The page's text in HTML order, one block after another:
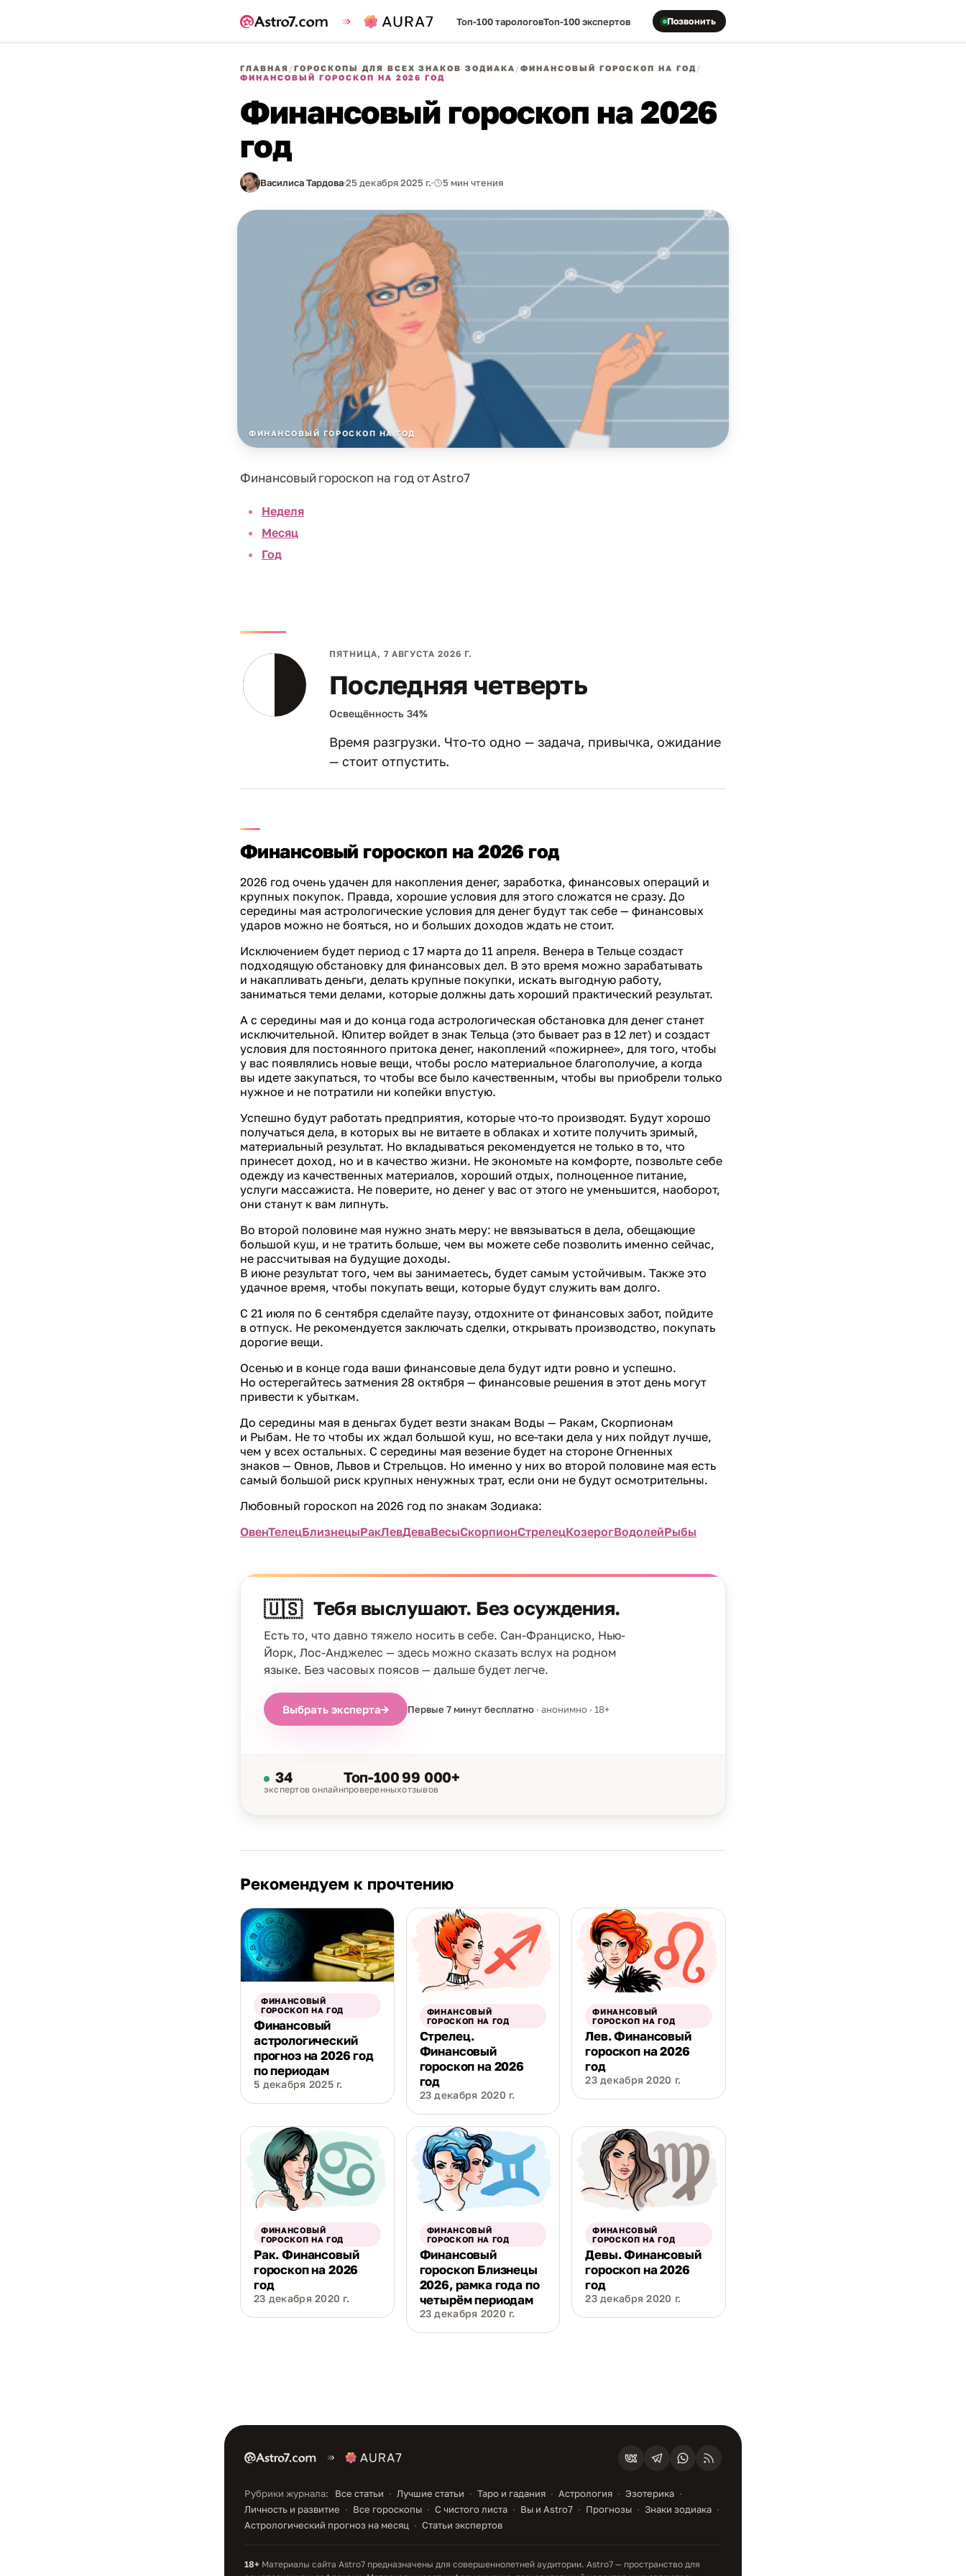
Топ-100 тарологовТоп-100 экспертов Позвонить
ГЛАВНАЯ /ГОРОСКОПЫ ДЛЯ ВСЕХ ЗНАКОВ ЗОДИАКА /ФИНАНСОВЫЙ ГОРОСКОП НА ГОД/
ФИНАНСОВЫЙ ГОРОСКОП НА 2026 ГОД
Финансовый гороскоп на 2026
год
Василиса Тардова25 декабря 2025 г. 5 мин чтения
ФИНАНСОВЫЙ ГОРОСКОП НА ГОД
Финансовый гороскоп на год от Astro7
Неделя
Месяц
Год
ПЯТНИЦА, 7 АВГУСТА 2026 Г.
Последняя четверть
Освещённость 34%
Время разгрузки. Что-то одно — задача, привычка, ожидание
— стоит отпустить.
Финансовый гороскоп на 2026 год
2026 год очень удачен для накопления денег, заработка, финансовых операций и
крупных покупок. Правда, хорошие условия для этого сложатся не сразу. До
середины мая астрологические условия для денег будут так себе — финансовых
ударов можно не бояться, но и больших доходов ждать не стоит.
Исключением будет период с 17 марта до 11 апреля. Венера в Тельце создаст
подходящую обстановку для финансовых дел. В это время можно зарабатывать
и накапливать деньги, делать крупные покупки, искать выгодную работу,
заниматься теми делами, которые должны дать хороший практический результат.
А с середины мая и до конца года астрологическая обстановка для денег станет
исключительной. Юпитер войдет в знак Тельца (это бывает раз в 12 лет) и создаст
условия для постоянного притока денег, накоплений «пожирнее», для того, чтобы
у вас появлялись новые вещи, чтобы росло материальное благополучие, а когда
вы идете закупаться, то чтобы все было качественным, чтобы вы приобрели только
нужное и не потратили ни копейки впустую.
Успешно будут работать предприятия, которые что-то производят. Будут хорошо
получаться дела, в которых вы не витаете в облаках и хотите получить зримый,
материальный результат. Но вкладываться рекомендуется не только в то, что
принесет доход, но и в качество жизни. Не экономьте на комфорте, позвольте себе
одежду из качественных материалов, хороший отдых, полноценное питание,
услуги массажиста. Не поверите, но денег у вас от этого не уменьшится, наоборот,
они станут к вам липнуть.
Во второй половине мая нужно знать меру: не ввязываться в дела, обещающие
большой куш, и не тратить больше, чем вы можете себе позволить именно сейчас,
не рассчитывая на будущие доходы.
В июне результат того, чем вы занимаетесь, будет самым устойчивым. Также это
удачное время, чтобы покупать вещи, которые будут служить вам долго.
С 21 июля по 6 сентября сделайте паузу, отдохните от финансовых забот, пойдите
в отпуск. Не рекомендуется заключать сделки, открывать производство, покупать
дорогие вещи.
Осенью и в конце года ваши финансовые дела будут идти ровно и успешно.
Но остерегайтесь затмения 28 октября — финансовые решения в этот день могут
привести к убыткам.
До середины мая в деньгах будет везти знакам Воды — Ракам, Скорпионам
и Рыбам. Не то чтобы их ждал большой куш, но все-таки дела у них пойдут лучше,
чем у всех остальных. С середины мая везение будет на стороне Огненных
знаков — Овнов, Львов и Стрельцов. Но именно у них во второй половине мая есть
самый большой риск крупных ненужных трат, если они не будут осмотрительны.
Любовный гороскоп на 2026 год по знакам Зодиака:
ОвенТелецБлизнецыРакЛевДеваВесыСкорпионСтрелецКозерогВодолейРыбы
🇺🇸 Тебя выслушают. Без осуждения.
Есть то, что давно тяжело носить в себе. Сан-Франциско, Нью-
Йорк, Лос-Анджелес — здесь можно сказать вслух на родном
языке. Без часовых поясов — дальше будет легче.
Выбрать эксперта→ Первые 7 минут бесплатно · анонимно · 18+
34
экспертов онлайн
Топ-100
проверенных
99 000+
отзывов
Рекомендуем к прочтению
ФИНАНСОВЫЙ
ГОРОСКОП НА ГОД
Финансовый
астрологический
прогноз на 2026 год
по периодам
5 декабря 2025 г.
ФИНАНСОВЫЙ
ГОРОСКОП НА ГОД
Стрелец.
Финансовый
гороскоп на 2026
год
23 декабря 2020 г.
ФИНАНСОВЫЙ
ГОРОСКОП НА ГОД
Лев. Финансовый
гороскоп на 2026
год
23 декабря 2020 г.
ФИНАНСОВЫЙ
ГОРОСКОП НА ГОД
Рак. Финансовый
гороскоп на 2026
год
23 декабря 2020 г.
ФИНАНСОВЫЙ
ГОРОСКОП НА ГОД
Финансовый
гороскоп Близнецы
2026, рамка года по
четырём периодам
23 декабря 2020 г.
ФИНАНСОВЫЙ
ГОРОСКОП НА ГОД
Девы. Финансовый
гороскоп на 2026
год
23 декабря 2020 г.
Рубрики журнала: Все статьи Лучшие статьи Таро и гадания Астрология
Эзотерика
Личность и развитие
Все гороскопы С чистого листа Вы и Astro7 Прогнозы
Знаки зодиака
Астрологический прогноз на месяц
Статьи экспертов
18+ Материалы сайта Astro7 предназначены для совершеннолетней аудитории. Astro7 — пространство для